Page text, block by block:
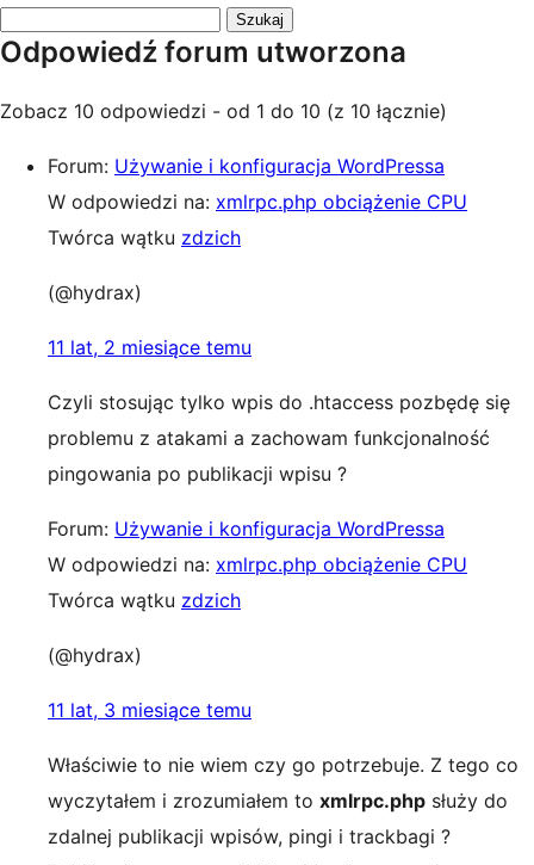
odpowiedzi:
Odpowiedź forum utworzona
Zobacz 10 odpowiedzi - od 1 do 10 (z 10 łącznie)
Forum: Używanie i konfiguracja WordPressa
W odpowiedzi na: xmlrpc.php obciążenie CPU
Twórca wątku zdzich
(@hydrax)
11 lat, 2 miesiące temu
Czyli stosując tylko wpis do .htaccess pozbędę się
problemu z atakami a zachowam funkcjonalność
pingowania po publikacji wpisu ?
Forum: Używanie i konfiguracja WordPressa
W odpowiedzi na: xmlrpc.php obciążenie CPU
Twórca wątku zdzich
(@hydrax)
11 lat, 3 miesiące temu
Właściwie to nie wiem czy go potrzebuje. Z tego co
wyczytałem i zrozumiałem to xmlrpc.php służy do
zdalnej publikacji wpisów, pingi i trackbagi ?